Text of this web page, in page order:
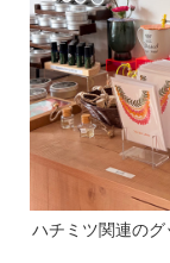
ハチミツ関連の